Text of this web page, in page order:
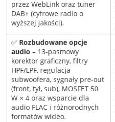
przez WebLink oraz tuner
DAB+ (cyfrowe radio o
wyższej jakości).
✅ Rozbudowane opcje
audio – 13-pasmowy
korektor graficzny, filtry
HPF/LPF, regulacja
subwoofera, sygnały pre-out
(front, tył, sub), MOSFET 50
W × 4 oraz wsparcie dla
audio FLAC i różnorodnych
formatów wideo.